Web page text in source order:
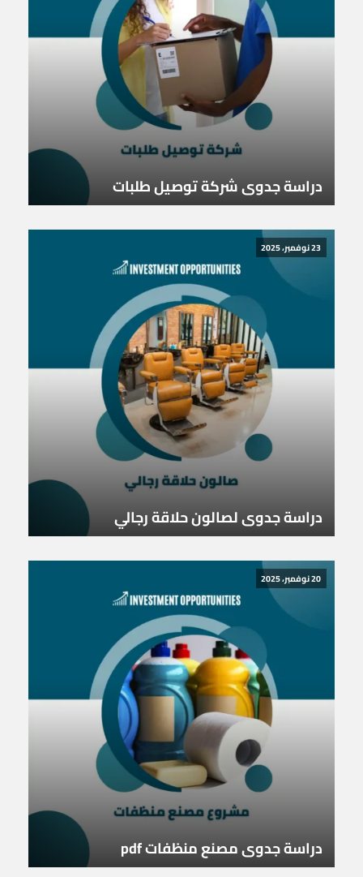
دراسة جدوى شركة توصيل طلبات
23 نوفمبر، 2025
دراسة جدوى لصالون حلاقة رجالي
20 نوفمبر، 2025
دراسة جدوى مصنع منظفات pdf